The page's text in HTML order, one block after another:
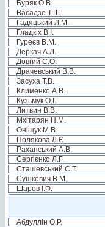
Буряк О.В.
Васадзе Т.Ш.
Гадяцький Л.М.
Гладкіх В.І.
Гуреєв В.М.
Деркач А.Л.
Довгий С.О.
Драчевський В.В.
Засуха Т.В.
Клименко А.В.
Кузьмук О.І.
Литвин В.В.
Мхітарян Н.М.
Оніщук М.В.
Полякова Л.Є.
Раханський А.В.
Сергієнко Л.Г.
Сташевський С.Т.
Сушкевич В.М.
Шаров І.Ф.
Абдуллін О.Р.